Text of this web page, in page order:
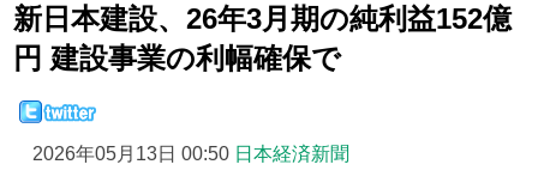
新日本建設、26年3月期の純利益152億
円 建設事業の利幅確保で
2026年05月13日 00:50 日本経済新聞